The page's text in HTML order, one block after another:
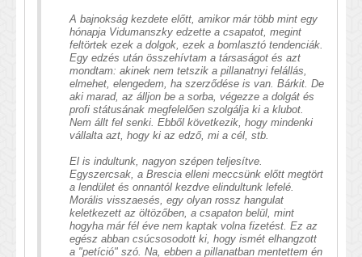
A bajnokság kezdete előtt, amikor már több mint egy
hónapja Vidumanszky edzette a csapatot, megint
feltörtek ezek a dolgok, ezek a bomlasztó tendenciák.
Egy edzés után összehívtam a társaságot és azt
mondtam: akinek nem tetszik a pillanatnyi felállás,
elmehet, elengedem, ha szerződése is van. Bárkit. De
aki marad, az álljon be a sorba, végezze a dolgát és
profi státusának megfelelően szolgálja ki a klubot.
Nem állt fel senki. Ebből következik, hogy mindenki
vállalta azt, hogy ki az edző, mi a cél, stb.
El is indultunk, nagyon szépen teljesítve.
Egyszercsak, a Brescia elleni meccsünk előtt megtört
a lendület és onnantól kezdve elindultunk lefelé.
Morális visszaesés, egy olyan rossz hangulat
keletkezett az öltözőben, a csapaton belül, mint
hogyha már fél éve nem kaptak volna fizetést. Ez az
egész abban csúcsosodott ki, hogy ismét elhangzott
a "petíció" szó. Na, ebben a pillanatban mentettem én